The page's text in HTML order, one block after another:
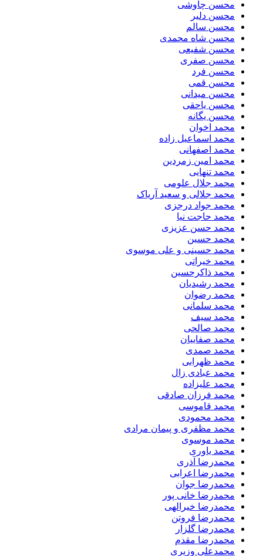
محسن چاوشی
محسن دلیر
محسن سالم
محسن شاه محمدی
محسن شفیعی
محسن صفری
محسن فرد
محسن قمی
محسن میدانی
محسن یاحقی
محسن یگانه
محمد اخوان
محمد اسماعیل زاده
محمد اصفهانی
محمد امین زمردین
محمد تنهایی
محمد جلال علومی
محمد جلالی و سعید آریاک
محمد جواد درجزی
محمد حاجت نیا
محمد حسن عزیزی
محمد حسین
محمد حسینی و علی موسوی
محمد خیراتی
محمد ذاکرحسین
محمد رشیدیان
محمد رضوان
محمد سلمانی
محمد سیف
محمد صالحی
محمد صفاییان
محمد صمدی
محمد ظهرابی
محمد عبادی زال
محمد علیزاده
محمد فرزان صادقی
محمد قاموسی
محمد محمودی
محمد مظفری و پیمان مرادی
محمد موسوی
محمد یاوری
محمدرضا آذری
محمدرضا اعرابی
محمدرضا جوان
محمدرضا خانی پور
محمدرضا خیرالهی
محمدرضا فروتن
محمدرضا گلزار
محمدرضا مقدم
محمدعلی وزیری